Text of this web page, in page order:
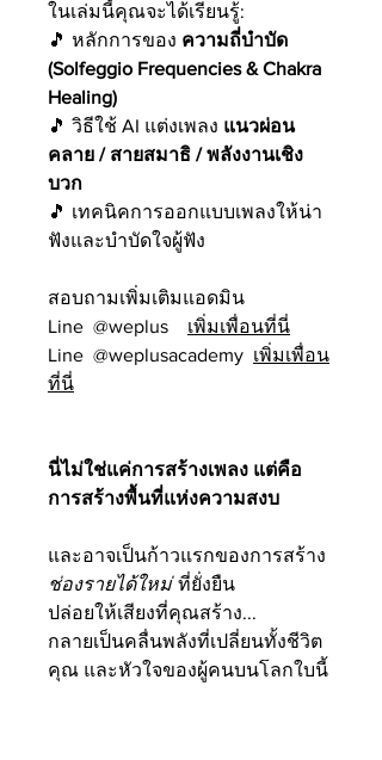
ในเล่มนี้คุณจะได้เรียนรู้:
🎵 หลักการของ ความถี่บำบัด
(Solfeggio Frequencies & Chakra
Healing)
🎵 วิธีใช้ AI แต่งเพลง แนวผ่อน
คลาย / สายสมาธิ / พลังงานเชิง
บวก
🎵 เทคนิคการออกแบบเพลงให้น่า
ฟังและบำบัดใจผู้ฟัง
สอบถามเพิ่มเติมแอดมิน
Line @weplus เพิ่มเพื่อนที่นี่
Line @weplusacademy เพิ่มเพื่อน
ที่นี่
นี่ไม่ใช่แค่การสร้างเพลง แต่คือ
การสร้างพื้นที่แห่งความสงบ
และอาจเป็นก้าวแรกของการสร้าง
ช่องรายได้ใหม่ที่ยั่งยืน
ปล่อยให้เสียงที่คุณสร้าง...
กลายเป็นคลื่นพลังที่เปลี่ยนทั้งชีวิต
คุณ และหัวใจของผู้คนบนโลกใบนี้